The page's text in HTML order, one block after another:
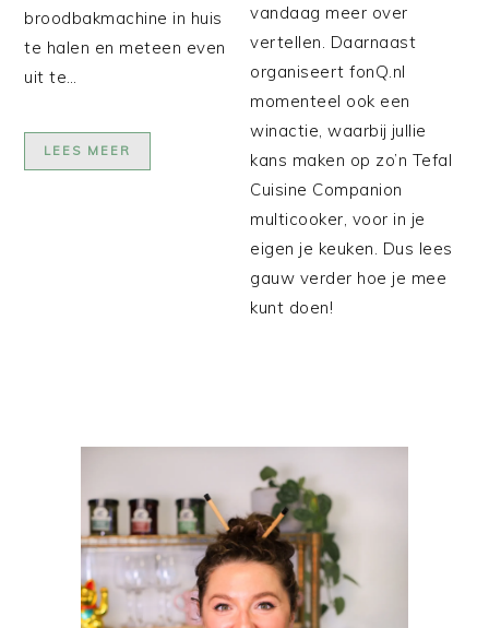
broodbakmachine in huis
te halen en meteen even
uit te…
LEES MEER
vandaag meer over
vertellen. Daarnaast
organiseert fonQ.nl
momenteel ook een
winactie, waarbij jullie
kans maken op zo’n Tefal
Cuisine Companion
multicooker, voor in je
eigen je keuken. Dus lees
gauw verder hoe je mee
kunt doen!